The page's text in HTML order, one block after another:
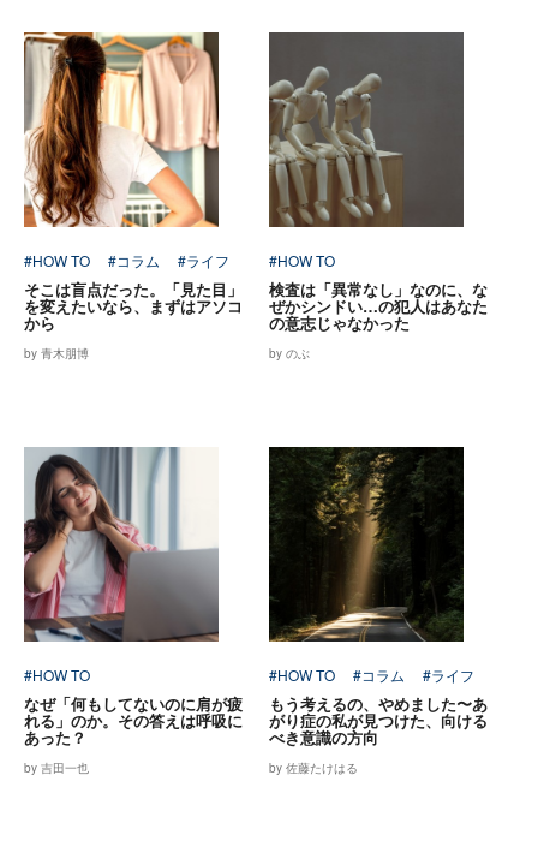
#HOW TO #コラム #ライフ
そこは盲点だった。「見た目」
を変えたいなら、まずはアソコ
から
by 青木朋博
#HOW TO
検査は「異常なし」なのに、な
ぜかシンドい…の犯人はあなた
の意志じゃなかった
by のぶ
#HOW TO
なぜ「何もしてないのに肩が疲
れる」のか。その答えは呼吸に
あった？
by 吉田一也
#HOW TO #コラム #ライフ
もう考えるの、やめました〜あ
がり症の私が見つけた、向ける
べき意識の方向
by 佐藤たけはる